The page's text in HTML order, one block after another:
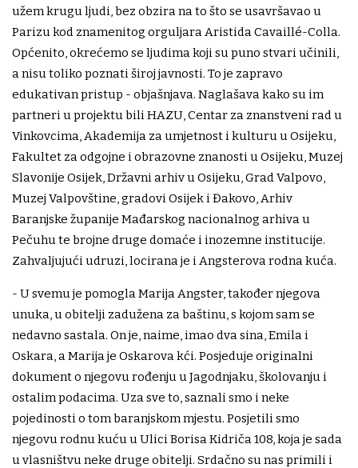
užem krugu ljudi, bez obzira na to što se usavršavao u
Parizu kod znamenitog orguljara Aristida Cavaillé-Colla.
Općenito, okrećemo se ljudima koji su puno stvari učinili,
a nisu toliko poznati široj javnosti. To je zapravo
edukativan pristup - objašnjava. Naglašava kako su im
partneri u projektu bili HAZU, Centar za znanstveni rad u
Vinkovcima, Akademija za umjetnost i kulturu u Osijeku,
Fakultet za odgojne i obrazovne znanosti u Osijeku, Muzej
Slavonije Osijek, Državni arhiv u Osijeku, Grad Valpovo,
Muzej Valpovštine, gradovi Osijek i Đakovo, Arhiv
Baranjske županije Mađarskog nacionalnog arhiva u
Pečuhu te brojne druge domaće i inozemne institucije.
Zahvaljujući udruzi, locirana je i Angsterova rodna kuća.
- U svemu je pomogla Marija Angster, također njegova
unuka, u obitelji zadužena za baštinu, s kojom sam se
nedavno sastala. On je, naime, imao dva sina, Emila i
Oskara, a Marija je Oskarova kći. Posjeduje originalni
dokument o njegovu rođenju u Jagodnjaku, školovanju i
ostalim podacima. Uza sve to, saznali smo i neke
pojedinosti o tom baranjskom mjestu. Posjetili smo
njegovu rodnu kuću u Ulici Borisa Kidriča 108, koja je sada
u vlasništvu neke druge obitelji. Srdačno su nas primili i